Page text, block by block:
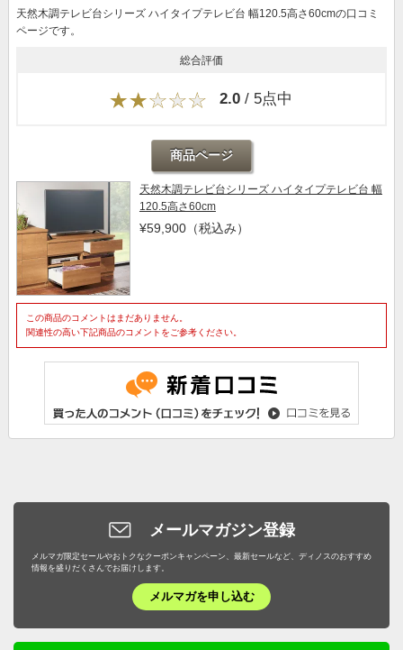
天然木調テレビ台シリーズ ハイタイプテレビ台 幅120.5高さ60cmの口コミ
ページです。
総合評価
2.0 / 5点中
商品ページ
天然木調テレビ台シリーズ ハイタイプテレビ台 幅
120.5高さ60cm
¥59,900（税込み）
この商品のコメントはまだありません。
関連性の高い下記商品のコメントをご参考ください。
メールマガジン登録
メルマガ限定セールやおトクなクーポンキャンペーン、最新セールなど、ディノスのおすすめ
情報を盛りだくさんでお届けします。
メルマガを申し込む